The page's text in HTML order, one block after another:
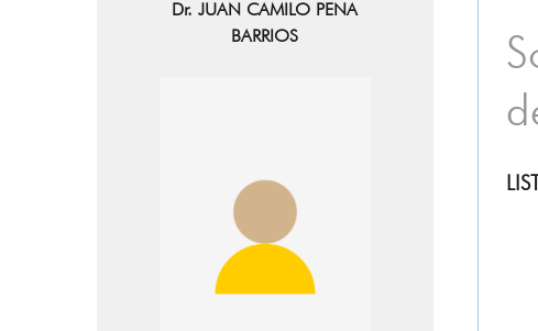
Dr. JUAN CAMILO PEÑA
BARRIOS